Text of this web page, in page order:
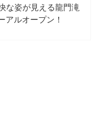
な姿が見える龍門滝
アルオープン！